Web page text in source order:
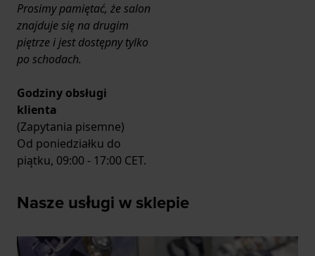
Prosimy pamiętać, że salon
znajduje się na drugim
piętrze i jest dostępny tylko
po schodach.
Godziny obsługi
klienta
(Zapytania pisemne)
Od poniedziałku do
piątku, 09:00 - 17:00 CET.
Nasze usługi w sklepie